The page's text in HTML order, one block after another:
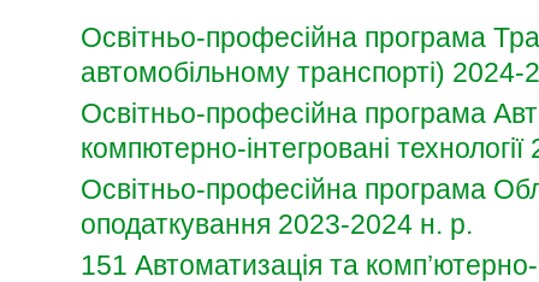
Освітньо-професійна програма
автомобільному транспорті) 2024-
Освітньо-професійна програма
компютерно-інтегровані
Освітньо-професійна програма
оподаткування 2023-2024 н. р.
151 Автоматизація та комп’ютерно-